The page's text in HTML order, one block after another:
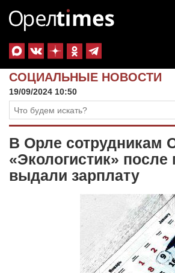
СОЦИАЛЬНЫЕ НОВОСТИ
19/09/2024 10:50
В Орле сотрудникам
«Экологистик» после
выдали зарплату